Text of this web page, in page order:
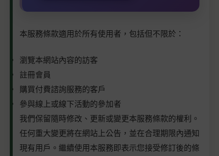
本服務條款適用於所有使用者，包括但不限於：
瀏覽本網站內容的訪客
註冊會員
購買付費諮詢服務的客戶
參與線上或線下活動的參加者
我們保留隨時修改、更新或變更本服務條款的權利。
任何重大變更將在網站上公告，並在合理期限內通知
現有用戶。繼續使用本服務即表示您接受修訂後的條